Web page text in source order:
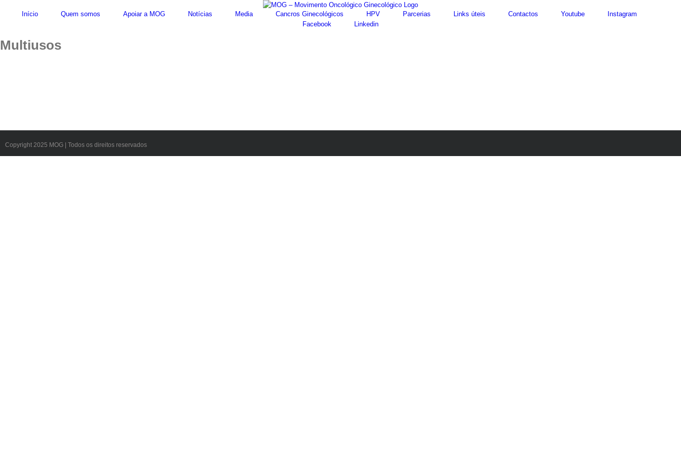
Início Quem somos Apoiar a MOG Notícias Media Cancros Ginecológicos HPV Parcerias Links úteis Contactos Youtube
Instagram
Facebook
Linkedin
Multiusos
Copyright 2025 MOG | Todos os direitos reservados